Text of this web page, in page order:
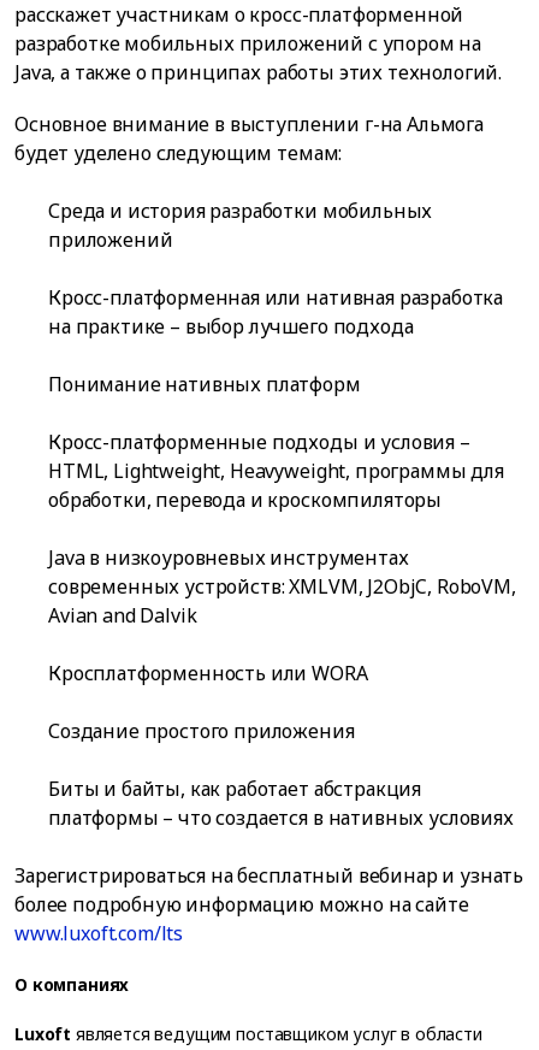
расскажет участникам о кросс-платформенной
разработке мобильных приложений с упором на
Java, а также о принципах работы этих технологий.
Основное внимание в выступлении г-на Альмога
будет уделено следующим темам:
Среда и история разработки мобильных
приложений
Кросс-платформенная или нативная разработка
на практике – выбор лучшего подхода
Понимание нативных платформ
Кросс-платформенные подходы и условия –
HTML, Lightweight, Heavyweight, программы для
обработки, перевода и кроскомпиляторы
Java в низкоуровневых инструментах
современных устройств: XMLVM, J2ObjC, RoboVM,
Avian and Dalvik
Кросплатформенность или WORA
Создание простого приложения
Биты и байты, как работает абстракция
платформы – что создается в нативных условиях
Зарегистрироваться на бесплатный вебинар и узнать
более подробную информацию можно на сайте
www.luxoft.com/lts
О компаниях
Luxoft является ведущим поставщиком услуг в области